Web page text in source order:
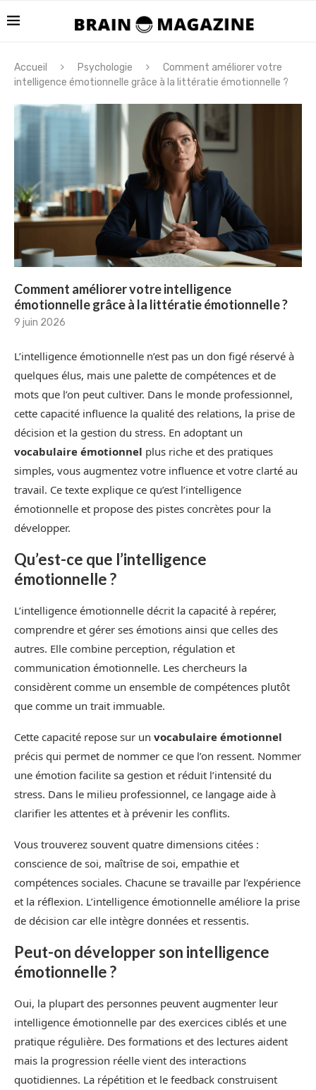
Accueil Psychologie
Comment améliorer votre
intelligence émotionnelle grâce à la littératie émotionnelle ?
Comment améliorer votre intelligence
émotionnelle grâce à la littératie émotionnelle ?
9 juin 2026
L’intelligence émotionnelle n’est pas un don figé réservé à
quelques élus, mais une palette de compétences et de
mots que l’on peut cultiver. Dans le monde professionnel,
cette capacité influence la qualité des relations, la prise de
décision et la gestion du stress. En adoptant un
vocabulaire émotionnel plus riche et des pratiques
simples, vous augmentez votre influence et votre clarté au
travail. Ce texte explique ce qu’est l’intelligence
émotionnelle et propose des pistes concrètes pour la
développer.
Qu’est-ce que l’intelligence
émotionnelle ?
L’intelligence émotionnelle décrit la capacité à repérer,
comprendre et gérer ses émotions ainsi que celles des
autres. Elle combine perception, régulation et
communication émotionnelle. Les chercheurs la
considèrent comme un ensemble de compétences plutôt
que comme un trait immuable.
Cette capacité repose sur un vocabulaire émotionnel
précis qui permet de nommer ce que l’on ressent. Nommer
une émotion facilite sa gestion et réduit l’intensité du
stress. Dans le milieu professionnel, ce langage aide à
clarifier les attentes et à prévenir les conflits.
Vous trouverez souvent quatre dimensions citées :
conscience de soi, maîtrise de soi, empathie et
compétences sociales. Chacune se travaille par l’expérience
et la réflexion. L’intelligence émotionnelle améliore la prise
de décision car elle intègre données et ressentis.
Peut-on développer son intelligence
émotionnelle ?
Oui, la plupart des personnes peuvent augmenter leur
intelligence émotionnelle par des exercices ciblés et une
pratique régulière. Des formations et des lectures aident
mais la progression réelle vient des interactions
quotidiennes. La répétition et le feedback construisent